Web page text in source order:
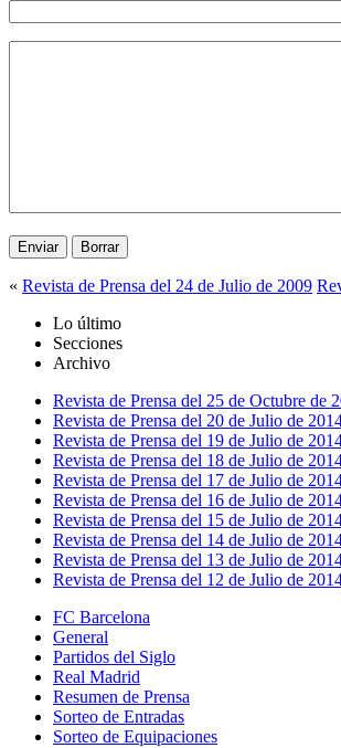
« Revista de Prensa del 24 de Julio de 2009
Lo último
Secciones
Archivo
Revista de Prensa del 25 de Octubre de
Revista de Prensa del 20 de Julio de
Revista de Prensa del 19 de Julio de
Revista de Prensa del 18 de Julio de
Revista de Prensa del 17 de Julio de
Revista de Prensa del 16 de Julio de
Revista de Prensa del 15 de Julio de
Revista de Prensa del 14 de Julio de
Revista de Prensa del 13 de Julio de
Revista de Prensa del 12 de Julio de
FC Barcelona
General
Partidos del Siglo
Real Madrid
Resumen de Prensa
Sorteo de Entradas
Sorteo de Equipaciones